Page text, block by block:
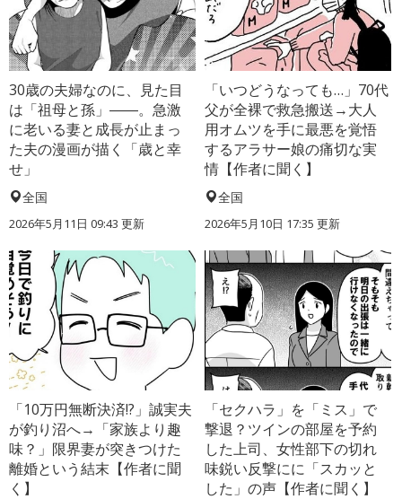
30歳の夫婦なのに、見た目
は「祖母と孫」――。急激
に老いる妻と成長が止まっ
た夫の漫画が描く「歳と幸
せ」
全国
2026年5月11日 09:43 更新
「いつどうなっても…」70代
父が全裸で救急搬送→大人
用オムツを手に最悪を覚悟
するアラサー娘の痛切な実
情【作者に聞く】
全国
2026年5月10日 17:35 更新
「10万円無断決済!?」誠実夫
が釣り沼へ→「家族より趣
味？」限界妻が突きつけた
離婚という結末【作者に聞
く】
「セクハラ」を「ミス」で
撃退？ツインの部屋を予約
した上司、女性部下の切れ
味鋭い反撃にに「スカッと
した」の声【作者に聞く】